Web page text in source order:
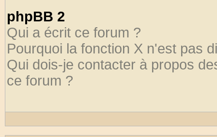
phpBB 2
Qui a écrit ce forum ?
Pourquoi la fonction X n'est pas
Qui dois-je contacter à propos
ce forum ?